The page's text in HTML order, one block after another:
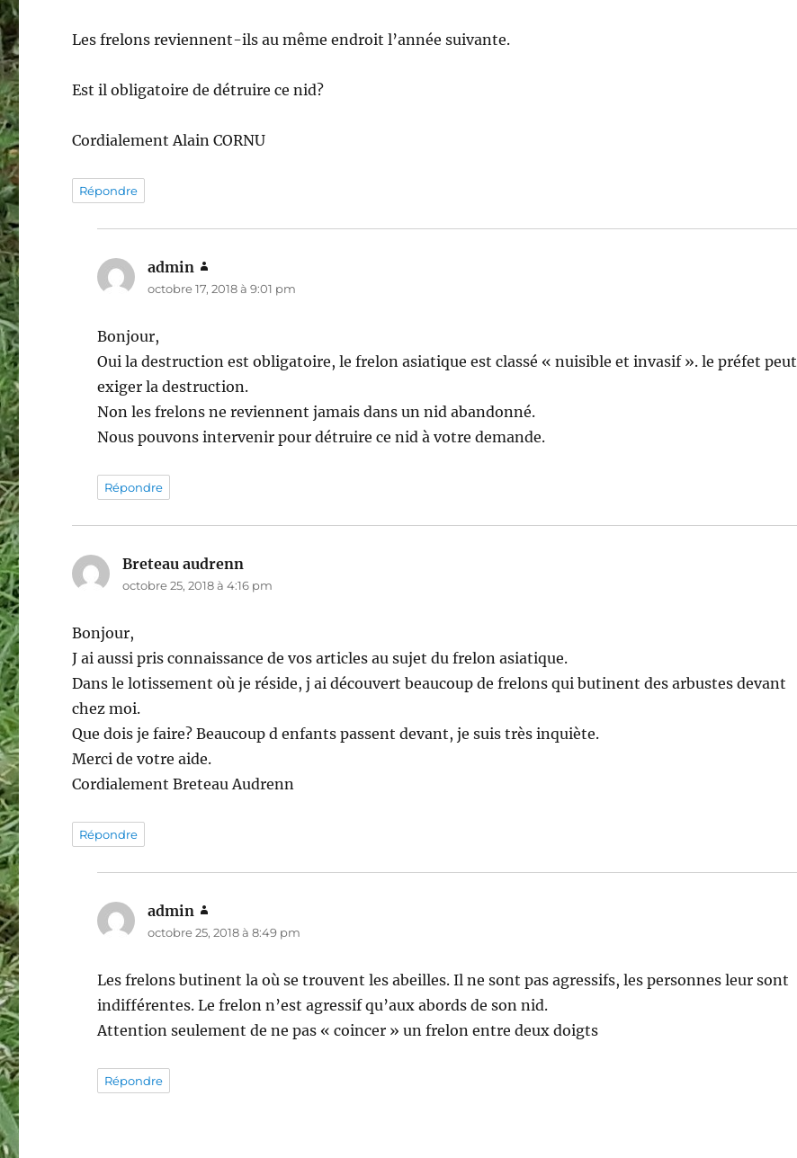
Les frelons reviennent-ils au même endroit l’année suivante.
Est il obligatoire de détruire ce nid?
Cordialement Alain CORNU
Répondre
admin
octobre 17, 2018 à 9:01 pm
Bonjour,
Oui la destruction est obligatoire, le frelon asiatique est classé « nuisible et invasif ». le préfet peut
exiger la destruction.
Non les frelons ne reviennent jamais dans un nid abandonné.
Nous pouvons intervenir pour détruire ce nid à votre demande.
Répondre
Breteau audrenn
octobre 25, 2018 à 4:16 pm
Bonjour,
J ai aussi pris connaissance de vos articles au sujet du frelon asiatique.
Dans le lotissement où je réside, j ai découvert beaucoup de frelons qui butinent des arbustes devant
chez moi.
Que dois je faire? Beaucoup d enfants passent devant, je suis très inquiète.
Merci de votre aide.
Cordialement Breteau Audrenn
Répondre
admin
octobre 25, 2018 à 8:49 pm
Les frelons butinent la où se trouvent les abeilles. Il ne sont pas agressifs, les personnes leur sont
indifférentes. Le frelon n’est agressif qu’aux abords de son nid.
Attention seulement de ne pas « coincer » un frelon entre deux doigts
Répondre